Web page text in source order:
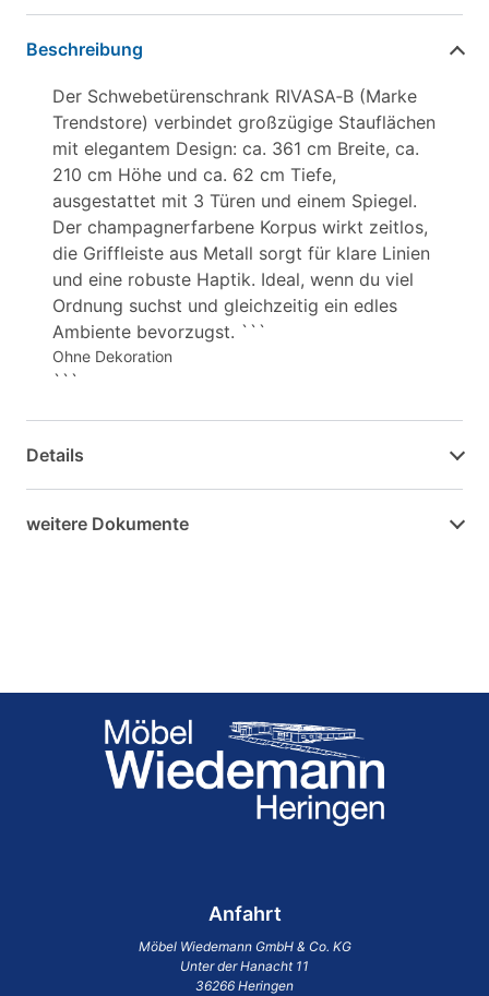
Beschreibung
Der Schwebetürenschrank RIVASA‑B (Marke
Trendstore) verbindet großzügige Stauflächen
mit elegantem Design: ca. 361 cm Breite, ca.
210 cm Höhe und ca. 62 cm Tiefe,
ausgestattet mit 3 Türen und einem Spiegel.
Der champagnerfarbene Korpus wirkt zeitlos,
die Griffleiste aus Metall sorgt für klare Linien
und eine robuste Haptik. Ideal, wenn du viel
Ordnung suchst und gleichzeitig ein edles
Ambiente bevorzugst. ```
Ohne Dekoration
```
Details
weitere Dokumente
Anfahrt
Möbel Wiedemann GmbH & Co. KG
Unter der Hanacht 11
36266 Heringen